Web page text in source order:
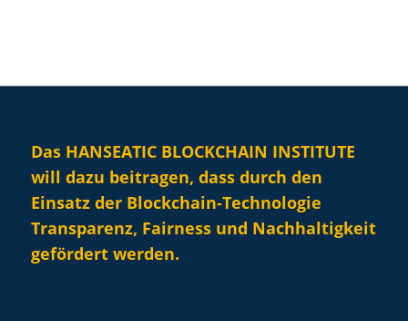
Das HANSEATIC BLOCKCHAIN INSTITUTE
will dazu beitragen, dass durch den
Einsatz der Blockchain-Technologie
Transparenz, Fairness und Nachhaltigkeit
gefördert werden.